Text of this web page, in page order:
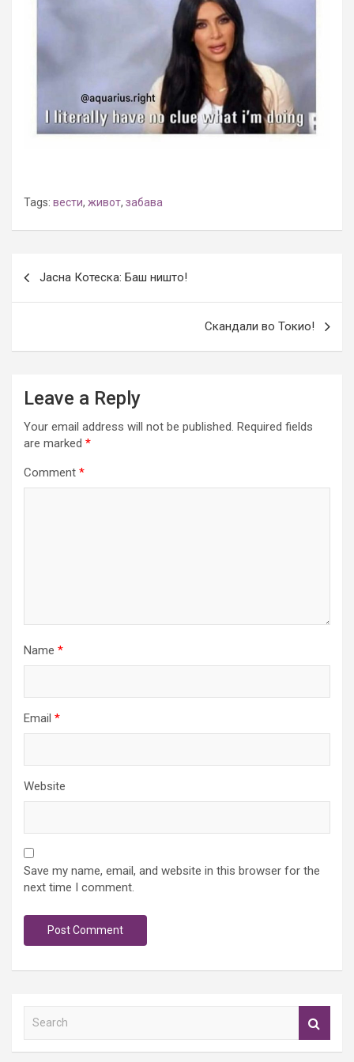
Tags: вести, живот, забава
Јасна Котеска: Баш ништо!
Скандали во Токио!
Leave a Reply
Your email address will not be published. Required fields
are marked *
Comment *
Name *
Email *
Website
Save my name, email, and website in this browser for the
next time I comment.